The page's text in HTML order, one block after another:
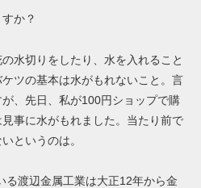
か？
水切りをしたり、水を入れること
ツの基本は水がもれないこと。言
、先日、私が100円ショップで購
事に水がもれました。当たり前で
というのは。
る渡辺金属工業は大正12年から金